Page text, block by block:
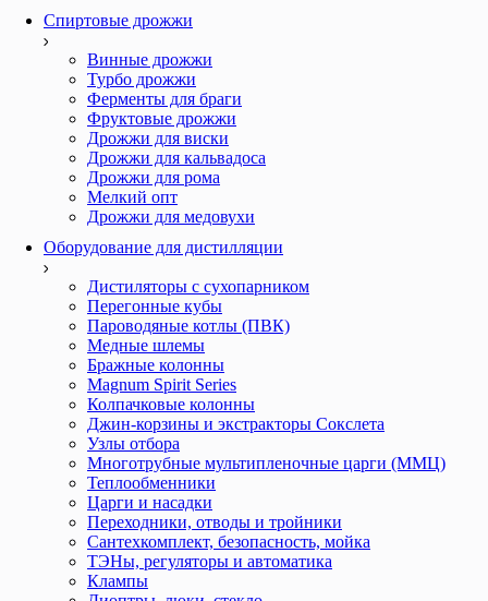
Спиртовые дрожжи
Винные дрожжи
Турбо дрожжи
Ферменты для браги
Фруктовые дрожжи
Дрожжи для виски
Дрожжи для кальвадоса
Дрожжи для рома
Мелкий опт
Дрожжи для медовухи
Оборудование для дистилляции
Дистиляторы с сухопарником
Перегонные кубы
Пароводяные котлы (ПВК)
Медные шлемы
Бражные колонны
Magnum Spirit Series
Колпачковые колонны
Джин-корзины и экстракторы Сокслета
Узлы отбора
Многотрубные мультипленочные царги (ММЦ)
Теплообменники
Царги и насадки
Переходники, отводы и тройники
Сантехкомплект, безопасность, мойка
ТЭНы, регуляторы и автоматика
Клампы